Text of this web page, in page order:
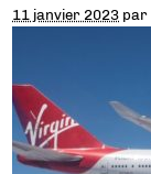
11 janvier 2023 par